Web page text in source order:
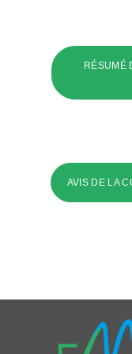
RÉSUMÉ
AVIS DE LA